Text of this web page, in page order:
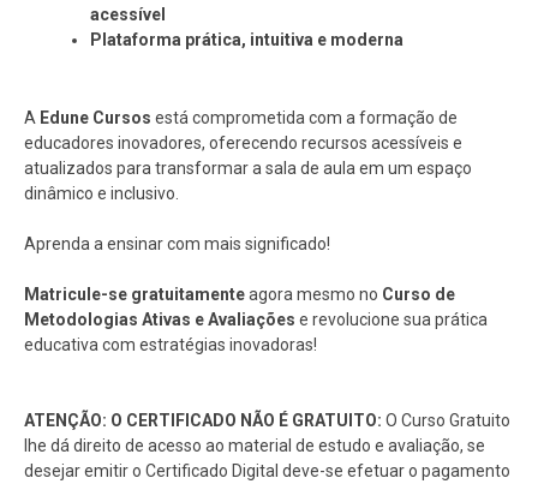
acessível
Plataforma prática, intuitiva e moderna
A Edune Cursos está comprometida com a formação de
educadores inovadores, oferecendo recursos acessíveis e
atualizados para transformar a sala de aula em um espaço
dinâmico e inclusivo.
Aprenda a ensinar com mais significado!
Matricule-se gratuitamenteagora mesmo no Curso de
Metodologias Ativas e Avaliações e revolucione sua prática
educativa com estratégias inovadoras!
ATENÇÃO: O CERTIFICADO NÃO É GRATUITO: O Curso Gratuito
lhe dá direito de acesso ao material de estudo e avaliação, se
desejar emitir o Certificado Digital deve-se efetuar o pagamento